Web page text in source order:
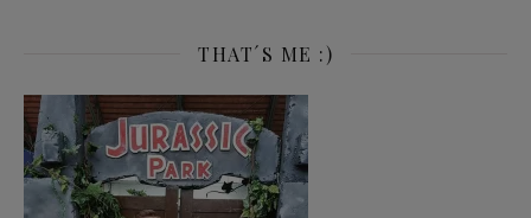
THAT´S ME :)